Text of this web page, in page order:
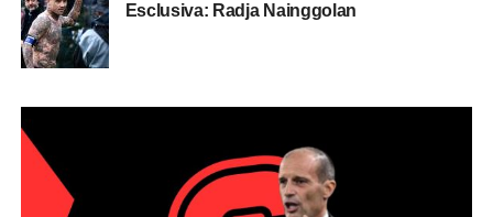
Esclusiva: Radja Nainggolan